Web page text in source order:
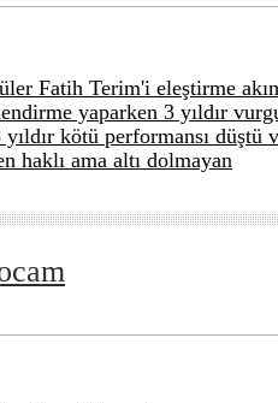
Fatih Terim'i eleştirme
yaparken 3 yıldır
kötü performansı düştü
haklı ama altı dolmayan